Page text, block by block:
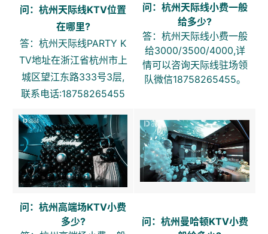
问：杭州天际线KTV位置
在哪里?
答：杭州天际线PARTY K
TV地址在浙江省杭州市上
城区望江东路333号3层,
联系电话:18758265455
问：杭州天际线小费一般
给多少?
答：杭州天际线小费一般
给3000/3500/4000,详
情可以咨询天际线驻场领
队微信18758265455。
问：杭州高端场KTV小费
多少?
问：杭州曼哈顿KTV小费